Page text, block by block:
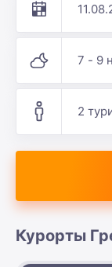
7 - 9
2
Курорты